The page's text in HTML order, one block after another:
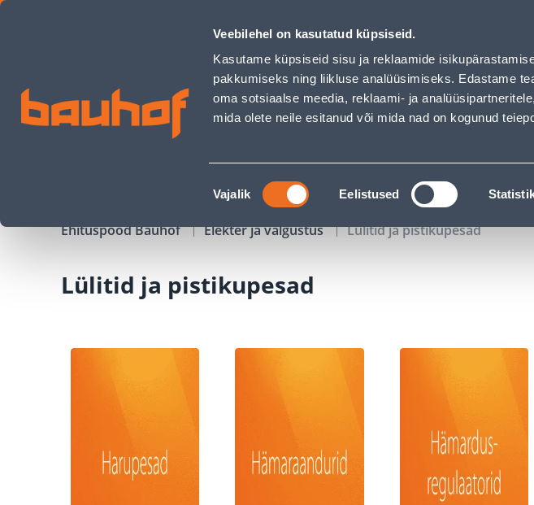
Veebilehel on kasutatud küpsiseid.
Kasutame küpsiseid sisu ja reklaamide
pakkumiseks ning liikluse analüüsimiseks. Edastame
oma sotsiaalse meedia, reklaami- ja
mida olete neile esitanud või mida nad on kogunud
Nõusoleku
valik
Vajalik Eelistused
Lülitid ja pistikupesad - Bauhof has loaded
Äriklienditeenindus Klienditeenindus Teenused
KAMPAANIAD KATALOOGID
Ehituspood Bauhof Elekter ja valgustus Lülitid ja pistikupesad
Lülitid ja pistikupesad